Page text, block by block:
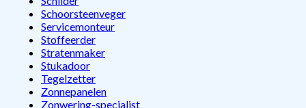
Schoorsteenveger
Servicemonteur
Stoffeerder
Stratenmaker
Stukadoor
Tegelzetter
Zonnepanelen
Zonwering-specialist